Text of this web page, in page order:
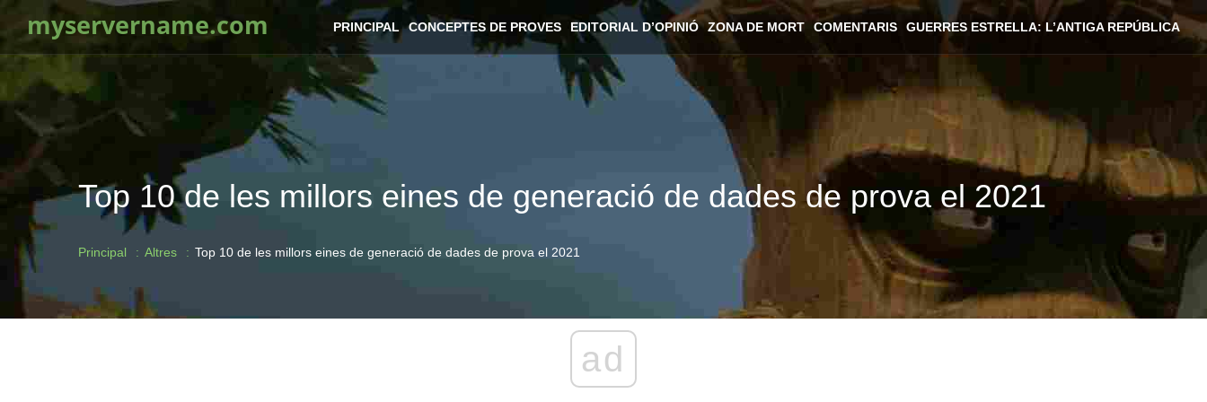
myservername.com PRINCIPAL CONCEPTES DE PROVES EDITORIAL D’OPINIÓ ZONA DE MORT COMENTARIS GUERRES ESTRELLA: L’ANTIGA REPÚBLICA
Top 10 de les millors eines de generació de dades de prova el 2021
Principal Altres Top 10 de les millors eines de generació de dades de prova el 2021
ad